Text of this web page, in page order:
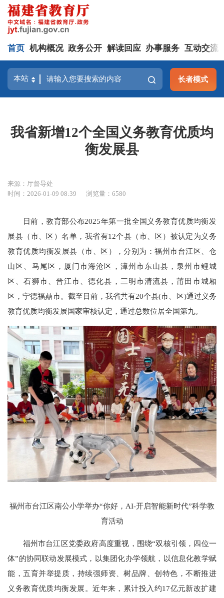
首页 机构概况 政务公开 解读回应 办事服务 互动交流
长者模式
我省新增12个全国义务教育优质均
衡发展县
来源：厅督导处
时间：2026-01-09 08:39
浏览量：6580
日前，教育部公布2025年第一批全国义务教育优质均衡发
展县（市、区）名单，我省有12个县（市、区）被认定为义务
教育优质均衡发展县（市、区），分别为：福州市台江区、仓
山区、马尾区，厦门市海沧区，漳州市东山县，泉州市鲤城
区、石狮市、晋江市、德化县，三明市清流县，莆田市城厢
区，宁德福鼎市。截至目前，我省共有20个县(市、区)通过义务
教育优质均衡发展国家审核认定，通过总数位居全国第九。
福州市台江区南公小学举办“你好，AI-开启智能新时代”科学教
育活动
福州市台江区党委政府高度重视，围绕“双核引领，四位一
体”的协同联动发展模式，以集团化办学领航，以信息化教学赋
能，五育并举提质，持续强师资、树品牌、创特色，不断推进
义务教育优质均衡发展。近年来，累计投入约17亿元新改扩建